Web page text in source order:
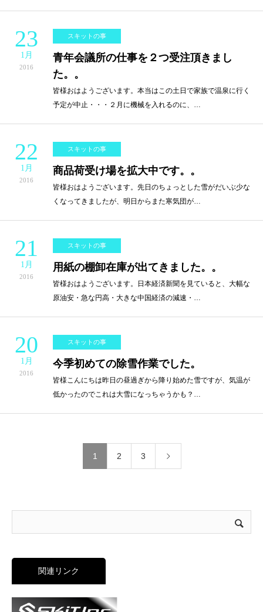
23
1月
2016
スキットの事
青年会議所の仕事を２つ受注頂きまし
た。。
皆様おはようございます。本当はこの土日で家族で温泉に行く
予定が中止・・・２月に機械を入れるのに、…
22
1月
2016
スキットの事
商品荷受け場を拡大中です。。
皆様おはようございます。先日のちょっとした雪がだいぶ少な
くなってきましたが、明日からまた寒気団が…
21
1月
2016
スキットの事
用紙の棚卸在庫が出てきました。。
皆様おはようございます。日本経済新聞を見ていると、大幅な
原油安・急な円高・大きな中国経済の減速・…
20
1月
2016
スキットの事
今季初めての除雪作業でした。
皆様こんにちは昨日の昼過ぎから降り始めた雪ですが、気温が
低かったのでこれは大雪になっちゃうかも？…
1 2 3
関連リンク